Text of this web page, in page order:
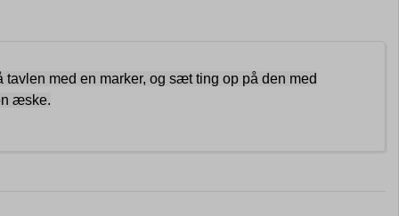
med en marker, og sæt ting op på den med
æske.